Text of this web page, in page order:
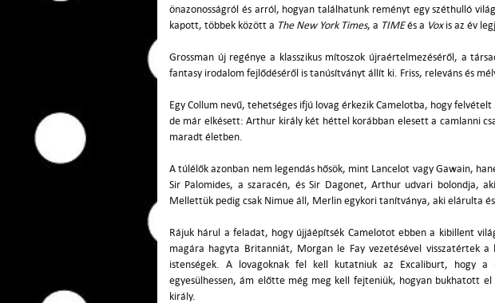
önazonosságról és arról, hogyan találhatunk reményt egy széthulló
kapott, többek között a The New York Times, a TIMEés a Voxis az év
Grossman új regénye a klasszikus mítoszok újraértelmezéséről, a
fantasy irodalom fejlődéséről is tanúsítványt állít ki. Friss, releváns és
Egy Collum nevű, tehetséges ifjú lovag érkezik Camelotba, hogy
de már elkésett: Arthur király két héttel korábban elesett a camlanni
maradt életben.
A túlélők azonban nem legendás hősök, mint Lancelot vagy Gawain,
Sir Palomides, a szaracén, és Sir Dagonet, Arthur udvari bolondja,
Mellettük pedig csak Nimue áll, Merlin egykori tanítványa, aki elárulta
Rájuk hárul a feladat, hogy újjáépítsék Camelotot ebben a kibillent
magára hagyta Britanniát, Morgan le Fay vezetésével visszatértek
istenségek. A lovagoknak fel kell kutatniuk az Excaliburt, hogy a
egyesülhessen, ám előtte még meg kell fejteniük, hogyan bukhatott el
király.